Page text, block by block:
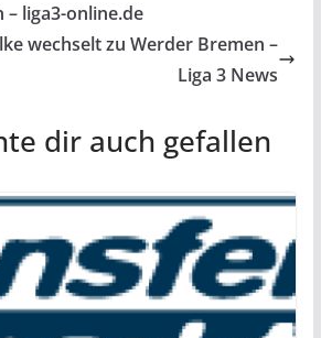
liga3-online.de
wechselt zu Werder Bremen –
Liga 3 News
dir auch gefallen